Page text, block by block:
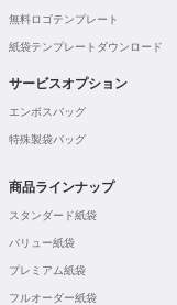
無料ロゴテンプレート
紙袋テンプレートダウンロード
サービスオプション
エンボスバッグ
特殊製袋バッグ
商品ラインナップ
スタンダード紙袋
バリュー紙袋
プレミアム紙袋
フルオーダー紙袋